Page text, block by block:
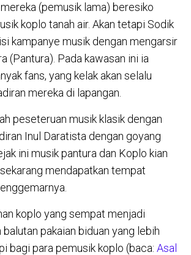
(pemusik lama) beresiko
koplo tanah air. Akan tetapi Sodik
kampanye musik dengan mengarsir
(Pantura). Pada kawasan ini ia
fans, yang kelak akan selalu
mereka di lapangan.
peseteruan musik klasik dengan
Inul Daratista dengan goyang
ini musik pantura dan Koplo kian
mendapatkan tempat
koplo yang sempat menjadi
pakaian biduan yang lebih
bagi para pemusik koplo (baca: Asal